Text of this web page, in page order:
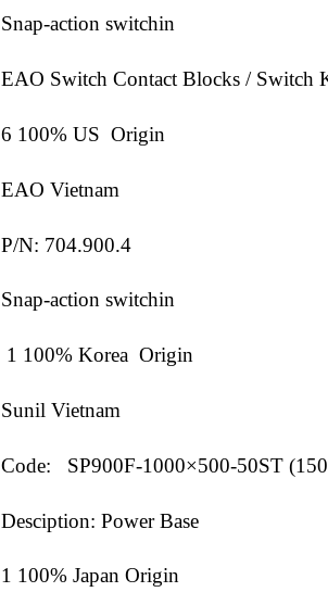
Snap-action switchin
EAO Switch Contact Blocks / Switch
6 100% US Origin
EAO Vietnam
P/N: 704.900.4
Snap-action switchin
1 100% Korea Origin
Sunil Vietnam
Code: SP900F-1000×500-50ST
Desciption: Power Base
1 100% Japan Origin